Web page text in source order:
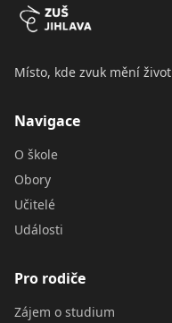
Místo, kde zvuk mění
Navigace
O škole
Obory
Učitelé
Události
Pro rodiče
Zájem o studium